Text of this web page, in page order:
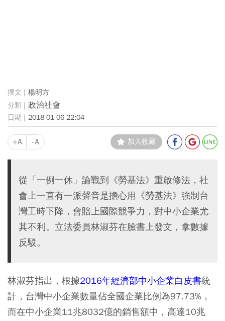
楊明方
政治社會
2018-01-06 22:04
+A -A 加入收藏
從「一例一休」論戰到《勞基法》重啟修法，社
會上一直有一派聲音是擔心用《勞基法》強制台
灣工時下降，會賠上國際競爭力，對中小企業尤
其不利。立法委員林淑芬在臉書上發文，拿數據
反駁。
林淑芬指出，根據2016年經濟部中小企業白皮書統
計，台灣中小企業數量佔全國企業比例為97.73%，
而在中小企業11兆8032億的銷售額中，高達10兆